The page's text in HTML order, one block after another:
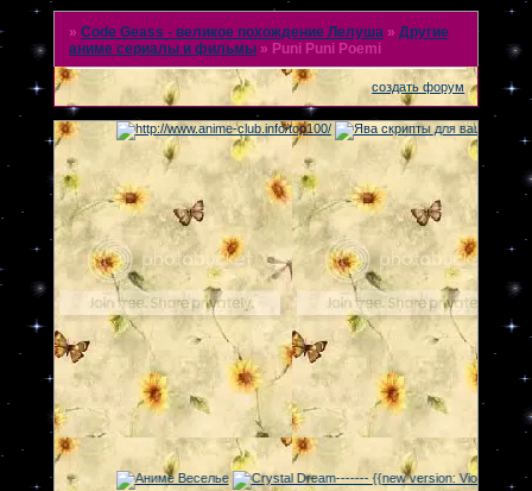
» Code Geass - великое похождение Лелуша » Другие
аниме сериалы и фильмы » Puni Puni Poemi
создать форум